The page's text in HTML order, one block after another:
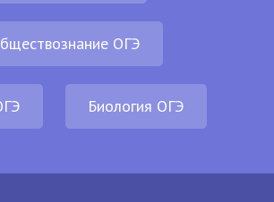
ОГЭ
Биология ОГЭ